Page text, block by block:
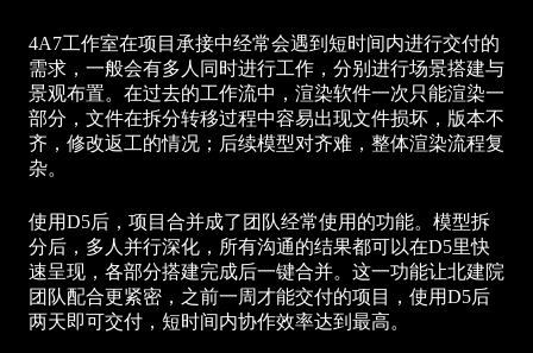
4A7工作室在项目承接中经常会遇到短时间内进行交付的
需求，一般会有多人同时进行工作，分别进行场景搭建与
景观布置。在过去的工作流中，渲染软件一次只能渲染一
部分，文件在拆分转移过程中容易出现文件损坏，版本不
齐，修改返工的情况；后续模型对齐难，整体渲染流程复
杂。
使用D5后，项目合并成了团队经常使用的功能。模型拆
分后，多人并行深化，所有沟通的结果都可以在D5里快
速呈现，各部分搭建完成后一键合并。这一功能让北建院
团队配合更紧密，之前一周才能交付的项目，使用D5后
两天即可交付，短时间内协作效率达到最高。